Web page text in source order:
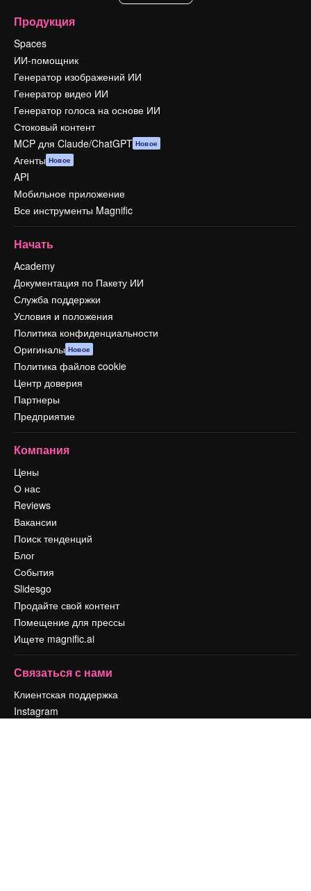
Продукция
Spaces
ИИ-помощник
Генератор изображений ИИ
Генератор видео ИИ
Генератор голоса на основе ИИ
Стоковый контент
MCP для Claude/ChatGPT Новое
Агенты Новое
API
Мобильное приложение
Все инструменты Magnific
Начать
Academy
Документация по Пакету ИИ
Служба поддержки
Условия и положения
Политика конфиденциальности
Оригиналы Новое
Политика файлов cookie
Центр доверия
Партнеры
Предприятие
Компания
Цены
О нас
Reviews
Вакансии
Поиск тенденций
Блог
События
Slidesgo
Продайте свой контент
Помещение для прессы
Ищете magnific.ai
Связаться с нами
Клиентская поддержка
Instagram